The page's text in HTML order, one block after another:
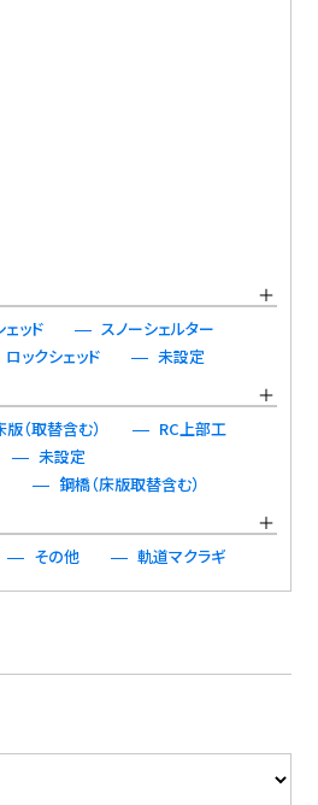
ッド
スノーシェルター
ロックシェッド
未設定
版（取替含む）
RC上部工
未設定
鋼橋（床版取替含む）
その他 軌道マクラギ